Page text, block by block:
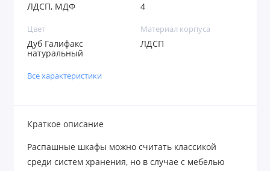
ЛДСП, МДФ 4
Цвет
Дуб Галифакс
натуральный
Материал корпуса
ЛДСП
Все характеристики
Краткое описание
Распашные шкафы можно считать классикой
среди систем хранения, но в случае с мебелью